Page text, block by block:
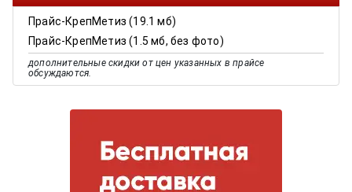
Прайс-КрепМетиз (19.1 мб)
Прайс-КрепМетиз (1.5 мб, без фото)
дополнительные скидки от цен указанных в прайсе
обсуждаются.